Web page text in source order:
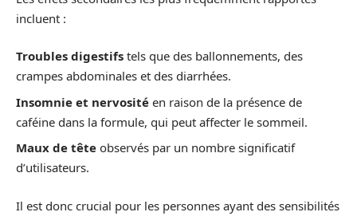
incluent :
Troubles digestifs tels que des ballonnements, des
crampes abdominales et des diarrhées.
Insomnie et nervosité en raison de la présence de
caféine dans la formule, qui peut affecter le sommeil.
Maux de tête observés par un nombre significatif
d’utilisateurs.
Il est donc crucial pour les personnes ayant des sensibilités